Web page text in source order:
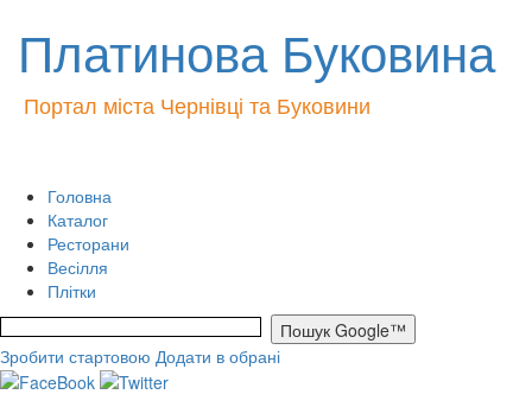
Платинова Буковина
Портал міста Чернівці та Буковини
Головна
Каталог
Ресторани
Весілля
Плітки
Зробити стартовою Додати в обрані